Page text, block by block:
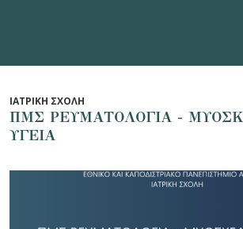
ΙΑΤΡΙΚΗ ΣΧΟΛΗ
ΠΜΣ ΡΕΥΜΑΤΟΛΟΓΙΑ -
ΥΓΕΙΑ